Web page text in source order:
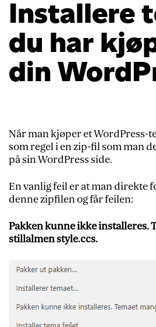
Installere
du har
din
Når man kjøper et WordPress-
som regel i en zip-fil som man
på sin WordPress side.
En vanlig feil er at man direkte
denne zipfilen og får feilen:
Pakken kunne ikke installeres.
stillalmen style.ccs.